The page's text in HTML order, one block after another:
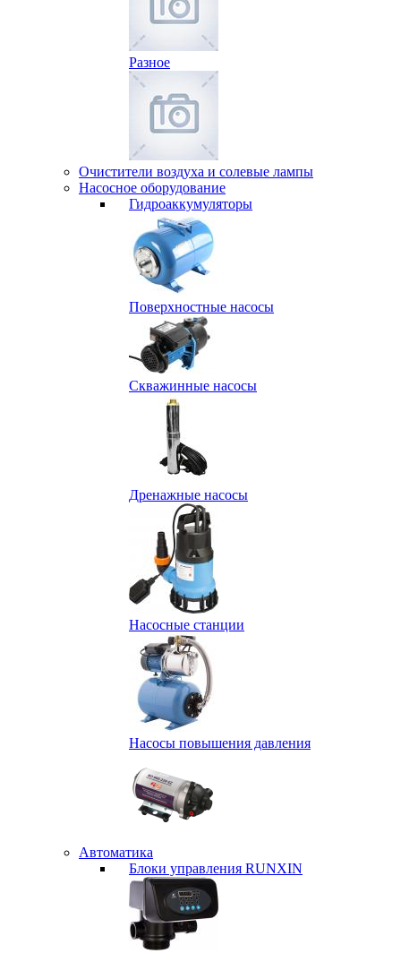
Разное
Очистители воздуха и солевые лампы
Насосное оборудование
Гидро­аккумуляторы
Поверхностные насосы
Скважинные насосы
Дренажные насосы
Насосные станции
Насосы повышения давления
Автоматика
Блоки управления RUNXIN